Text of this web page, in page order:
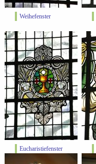
Weihefenster
Eucharistiefenster